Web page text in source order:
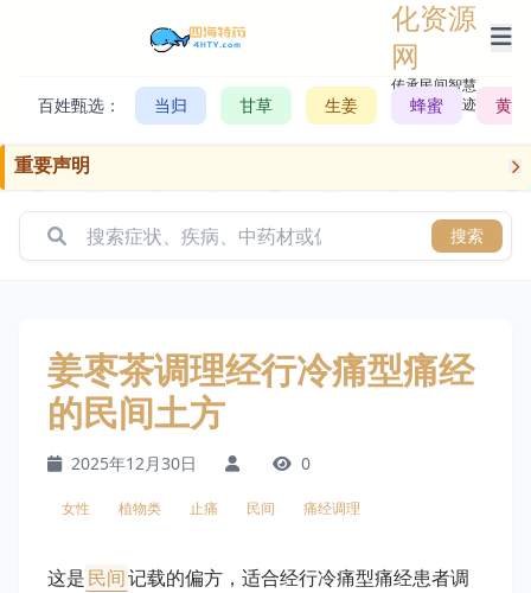
化资源
网
传承民间智慧，
记录历史轨迹
百姓甄选： 当归 甘草 生姜 蜂蜜 黄芪
重要声明
搜索
姜枣茶调理经行冷痛型痛经
的民间土方
2025年12月30日 0
女性 植物类 止痛 民间 痛经调理
这是民间记载的偏方，适合经行冷痛型痛经患者调